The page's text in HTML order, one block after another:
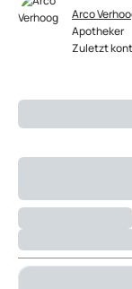
Arco
Apotheker
Zuletzt